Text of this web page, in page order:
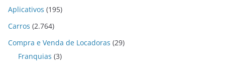
Aplicativos (195)
Carros (2.764)
Compra e Venda de Locadoras (29)
Franquias (3)